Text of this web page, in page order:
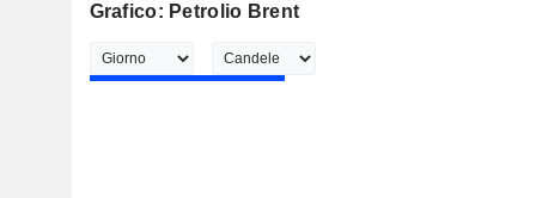
Grafico: Petrolio Brent